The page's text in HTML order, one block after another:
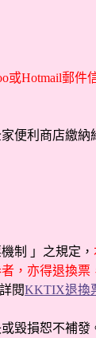
Hotmail郵
便利商店繳納
制 」之規定，
，亦得退換
閱KKTIX退換
毀損恕不補發